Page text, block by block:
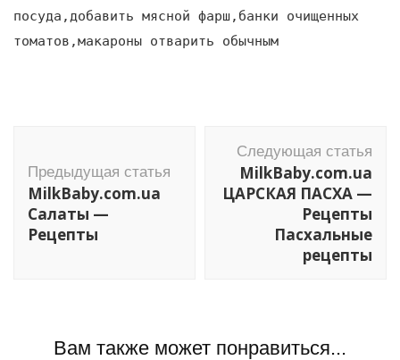
посуда,добавить мясной фарш,банки очищенных
томатов,макароны отварить обычным
по
записям
Предыдущая статья
MilkBaby.com.ua
Салаты —
Рецепты
Следующая статья
MilkBaby.com.ua
ЦАРСКАЯ ПАСХА —
Рецепты
Пасхальные
рецепты
Вам также может понравиться...